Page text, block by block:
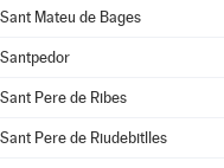
Sant Mateu de Bages
Santpedor
Sant Pere de Ribes
Sant Pere de Riudebitlles